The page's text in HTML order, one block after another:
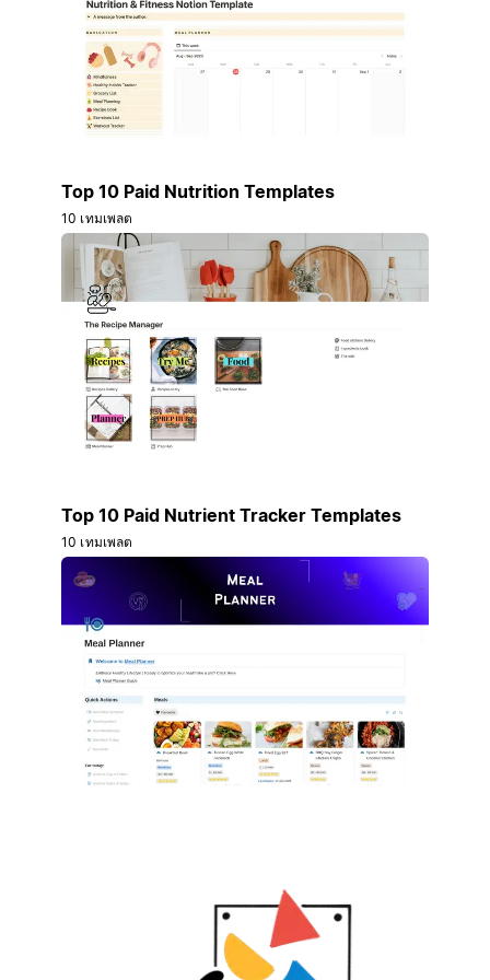
Top 10 Paid Nutrition Templates
10 เทมเพลต
Top 10 Paid Nutrient Tracker Templates
10 เทมเพลต